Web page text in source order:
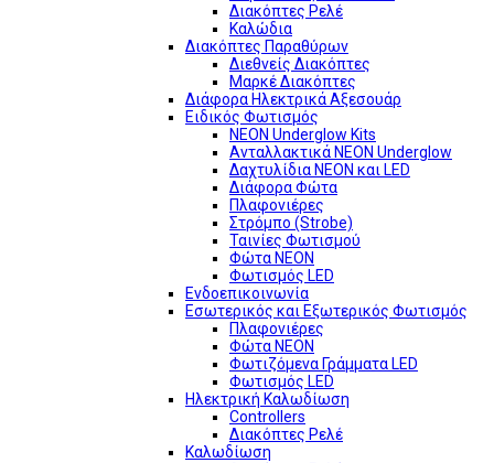
Διακόπτες Ρελέ
Καλώδια
Διακόπτες Παραθύρων
Διεθνείς Διακόπτες
Μαρκέ Διακόπτες
Διάφορα Ηλεκτρικά Αξεσουάρ
Ειδικός Φωτισμός
NEON Underglow Kits
Ανταλλακτικά NEON Underglow
Δαχτυλίδια NEON και LED
Διάφορα Φώτα
Πλαφονιέρες
Στρόμπο (Strobe)
Ταινίες Φωτισμού
Φώτα NEON
Φωτισμός LED
Ενδοεπικοινωνία
Εσωτερικός και Εξωτερικός Φωτισμός
Πλαφονιέρες
Φώτα NEON
Φωτιζόμενα Γράμματα LED
Φωτισμός LED
Ηλεκτρική Καλωδίωση
Controllers
Διακόπτες Ρελέ
Καλωδίωση